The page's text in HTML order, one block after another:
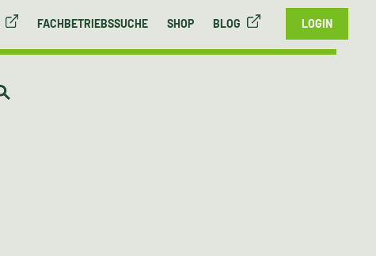
FACHBETRIEBSSUCHE SHOP BLOG LOGIN